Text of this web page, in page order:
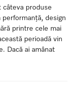
câteva produse
design
printre cele mai
perioadă vin
Dacă ai amânat